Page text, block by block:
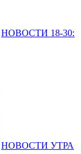
НОВОСТИ 18-30:
НОВОСТИ УТРА